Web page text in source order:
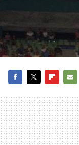
MAIL